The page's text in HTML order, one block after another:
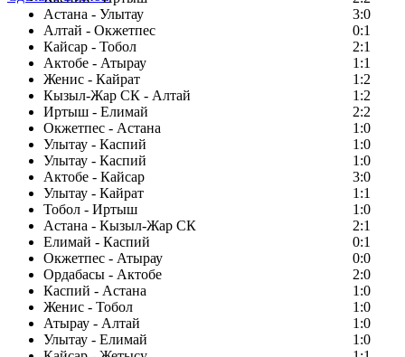
Астана - Улытау
3:0
Алтай - Окжетпес
0:1
Кайсар - Тобол
2:1
Актобе - Атырау
1:1
Женис - Кайрат
1:2
Кызыл-Жар СК - Алтай
1:2
Иртыш - Елимай
2:2
Окжетпес - Астана
1:0
Улытау - Каспий
1:0
Улытау - Каспий
1:0
Актобе - Кайсар
3:0
Улытау - Кайрат
1:1
Тобол - Иртыш
1:0
Астана - Кызыл-Жар СК
2:1
Елимай - Каспий
0:1
Окжетпес - Атырау
0:0
Ордабасы - Актобе
2:0
Каспий - Астана
1:0
Женис - Тобол
1:0
Атырау - Алтай
1:0
Улытау - Елимай
1:0